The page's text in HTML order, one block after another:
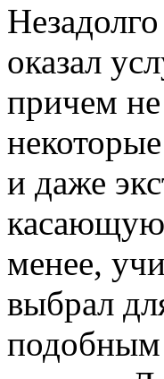
оказал
причем
и даже
менее,
выбрал
подобным